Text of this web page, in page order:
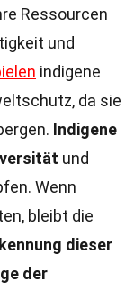
Ressourcen
und
indigene
da sie
Indigene
und
Wenn
bleibt die
dieser
der